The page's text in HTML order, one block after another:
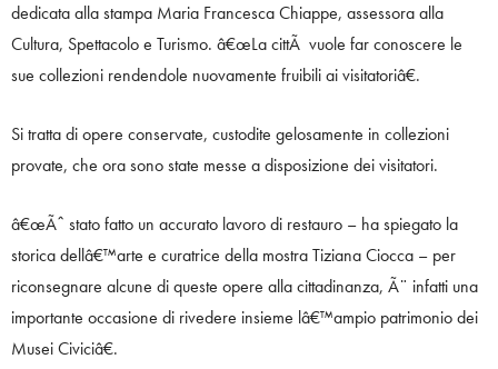
dedicata alla stampa Maria Francesca Chiappe, assessora alla
Cultura, Spettacolo e Turismo. â€œLa cittÃ vuole far conoscere le
sue collezioni rendendole nuovamente fruibili ai visitatoriâ€.
Si tratta di opere conservate, custodite gelosamente in collezioni
provate, che ora sono state messe a disposizione dei visitatori.
â€œÃˆ stato fatto un accurato lavoro di restauro – ha spiegato la
storica dellâ€™arte e curatrice della mostra Tiziana Ciocca – per
riconsegnare alcune di queste opere alla cittadinanza, Ã¨ infatti una
importante occasione di rivedere insieme lâ€™ampio patrimonio dei
Musei Civiciâ€.